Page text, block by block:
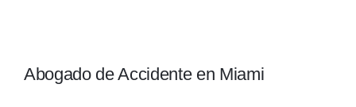
Abogado de Accidente en Miami